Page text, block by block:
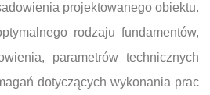
projektowanego obiektu.
rodzaju fundamentów,
parametrów technicznych
dotyczących wykonania prac